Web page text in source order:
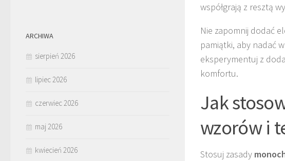
współgrają z resztą
Nie zapomnij dodać
pamiątki, aby nadać
eksperymentuj z
komfortu.
Jak
wzorów i
Stosuj zasady
ARCHIWA
sierpień 2026
lipiec 2026
czerwiec 2026
maj 2026
kwiecień 2026